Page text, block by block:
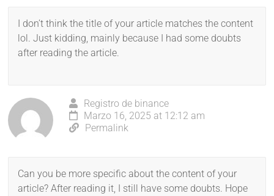
I don’t think the title of your article matches the content
lol. Just kidding, mainly because I had some doubts
after reading the article.
Registro de binance
Marzo 16, 2025 at 12:12 am
Permalink
Can you be more specific about the content of your
article? After reading it, I still have some doubts. Hope